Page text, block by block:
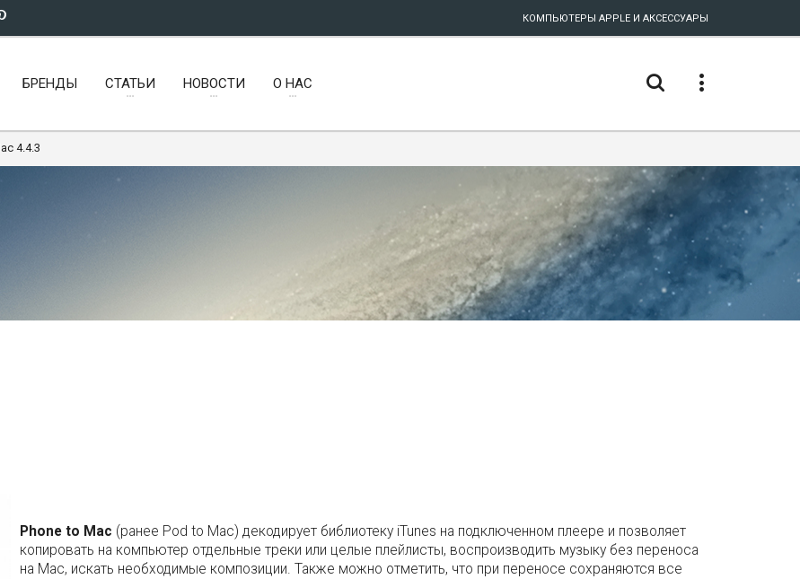
КОМПЬЮТЕРЫ APPLE И АКСЕССУАРЫ
БРЕНДЫ СТАТЬИ НОВОСТИ О НАС
4.4.3
Phone to Mac (ранее Pod to Mac) декодирует библиотеку iTunes на подключенном плеере и позволяет
копировать на компьютер отдельные треки или целые плейлисты, воспроизводить музыку без переноса
на Mac, искать необходимые композиции. Также можно отметить, что при переносе сохраняются все